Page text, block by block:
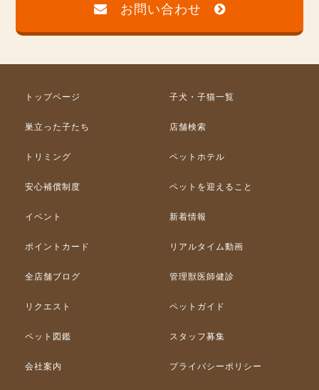
お問い合わせ
トップページ 子犬・子猫一覧
巣立った子たち 店舗検索
トリミング ペットホテル
安心補償制度 ペットを迎えること
イベント 新着情報
ポイントカード リアルタイム動画
全店舗ブログ 管理獣医師健診
リクエスト ペットガイド
ペット図鑑 スタッフ募集
会社案内 プライバシーポリシー